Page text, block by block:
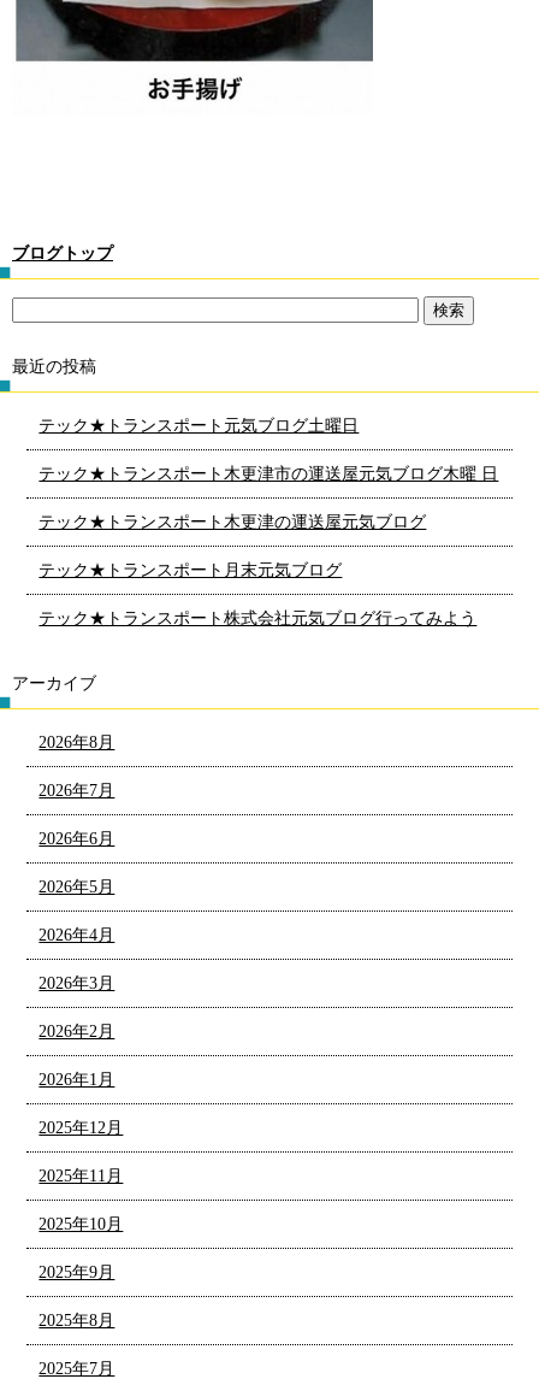
ブログトップ
最近の投稿
テック★トランスポート元気ブログ土曜日
テック★トランスポート木更津市の運送屋元気ブログ木曜 日
テック★トランスポート木更津の運送屋元気ブログ
テック★トランスポート月末元気ブログ
テック★トランスポート株式会社元気ブログ行ってみよう
アーカイブ
2026年8月
2026年7月
2026年6月
2026年5月
2026年4月
2026年3月
2026年2月
2026年1月
2025年12月
2025年11月
2025年10月
2025年9月
2025年8月
2025年7月